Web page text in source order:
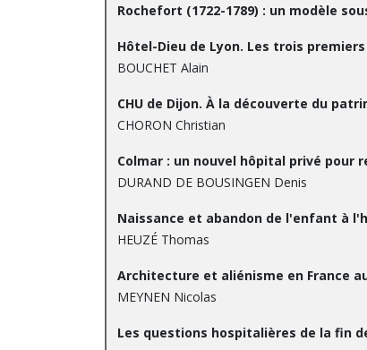
Rochefort (1722-1789) : un modèle
Hôtel-Dieu de Lyon. Les trois
BOUCHET Alain
CHU de Dijon. À la découverte du
CHORON Christian
Colmar : un nouvel hôpital privé pour
DURAND DE BOUSINGEN Denis
Naissance et abandon de l'enfant à
HEUZÉ Thomas
Architecture et aliénisme en France
MEYNEN Nicolas
Les questions hospitalières de la fin